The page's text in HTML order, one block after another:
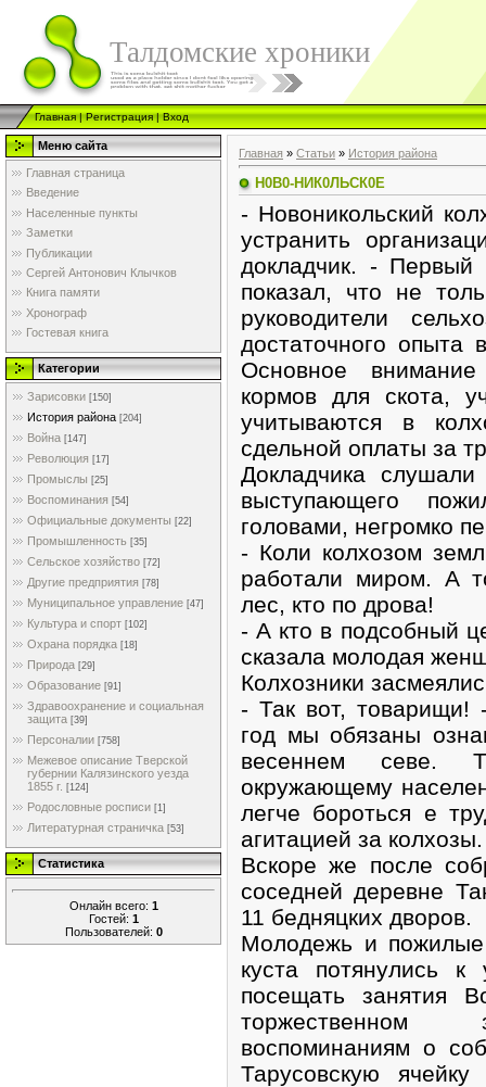
Талдомские хроники
Главная|Регистрация|Вход
Меню сайта
Главная страница
Введение
Населенные пункты
Заметки
Публикации
Сергей Антонович Клычков
Книга памяти
Хронограф
Гостевая книга
Категории
Зарисовки [150]
История района [204]
Война [147]
Революция [17]
Промыслы [25]
Воспоминания [54]
Официальные документы [22]
Промышленность [35]
Сельское хозяйство [72]
Другие предприятия [78]
Муниципальное управление [47]
Культура и спорт [102]
Охрана порядка [18]
Природа [29]
Образование [91]
Здравоохранение и социальная
защита [39]
Персоналии [758]
Межевое описание Тверской
губернии Калязинского уезда
1855 г. [124]
Родословные росписи [1]
Литературная страничка [53]
Статистика
Онлайн всего: 1
Гостей: 1
Пользователей: 0
Главная » Статьи » История района
Н0В0-НИК0ЛЬСК0Е
- Новоникольский
устранить
докладчик. - Первый
показал, что не
руководители
достаточного опыта
Основное внимание
кормов для скота,
учитываются в
сдельной оплаты за
Докладчика
выступающего
головами, негромко
- Коли колхозом
работали миром. А
лес, кто по дрова!
- А кто в подсобный
сказала молодая
Колхозники
- Так вот, товарищи!
год мы обязаны
весеннем севе.
окружающему
легче бороться е
агитацией за колхозы.
Вскоре же после
соседней деревне
11 бедняцких дворов.
Молодежь и пожилые
куста потянулись
посещать занятия
торжественном
воспоминаниям о
Тарусовскую